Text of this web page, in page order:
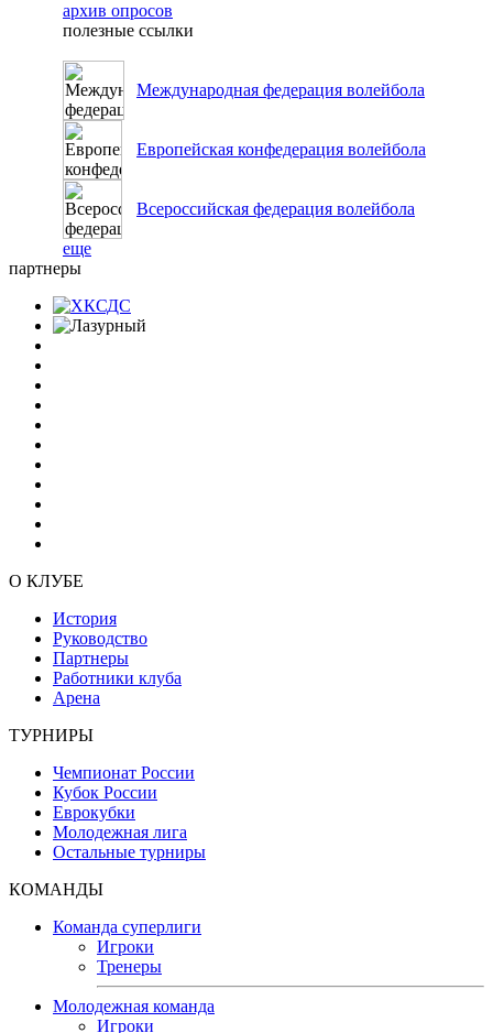
архив опросов
полезные ссылки
Международная федерация волейбола
Европейская конфедерация волейбола
Всероссийская федерация волейбола
еще
партнеры
О КЛУБЕ
История
Руководство
Партнеры
Работники клуба
Арена
ТУРНИРЫ
Чемпионат России
Кубок России
Еврокубки
Молодежная лига
Остальные турниры
КОМАНДЫ
Команда суперлиги
Игроки
Тренеры
Молодежная команда
Игроки